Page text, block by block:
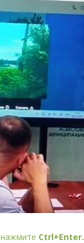
Ctrl+Enter.